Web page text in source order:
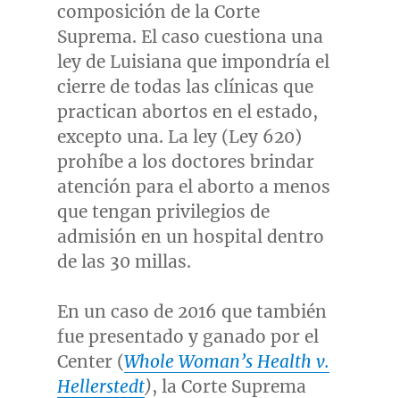
composición de la Corte
Suprema. El caso cuestiona una
ley de Luisiana que impondría el
cierre de todas las clínicas que
practican abortos en el estado,
excepto una. La ley (Ley 620)
prohíbe a los doctores brindar
atención para el aborto a menos
que tengan privilegios de
admisión en un hospital dentro
de las 30 millas.
En un caso de 2016 que también
fue presentado y ganado por el
Center (Whole Woman’s Health v.
Hellerstedt), la Corte Suprema